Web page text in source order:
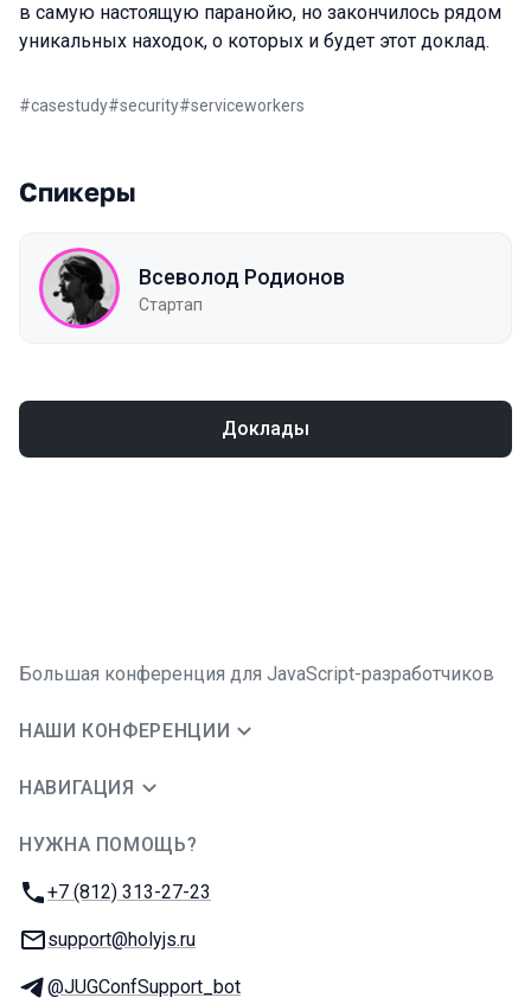
в самую настоящую паранойю, но закончилось рядом
уникальных находок, о которых и будет этот доклад.
#casestudy#security#serviceworkers
Спикеры
Всеволод Родионов
Стартап
Доклады
Большая конференция для JavaScript-разработчиков
НАШИ КОНФЕРЕНЦИИ
НАВИГАЦИЯ
НУЖНА ПОМОЩЬ?
Телефон:
+7 (812) 313-27-23
E-mail:
support@holyjs.ru
Телеграм:
@JUGConfSupport_bot